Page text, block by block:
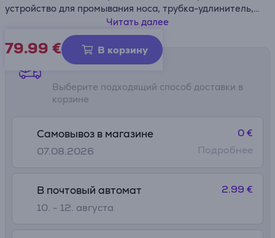
устройство для промывания носа, трубка-удлинитель,
Читать далее
79.99 € В корзину
Способы доставки
Выберите подходящий способ доставки в
корзине
Самовывоз в магазине
07.08.2026
0 €
Подробнее
В почтовый автомат
10. - 12. августа
2.99 €